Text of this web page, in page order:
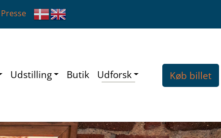
Presse
Udstilling Butik Udforsk Køb billet